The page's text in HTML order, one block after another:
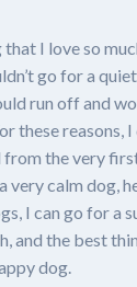
I love so
go for a
run off and
these
the very
calm dog,
I can go for a
and the best
dog.